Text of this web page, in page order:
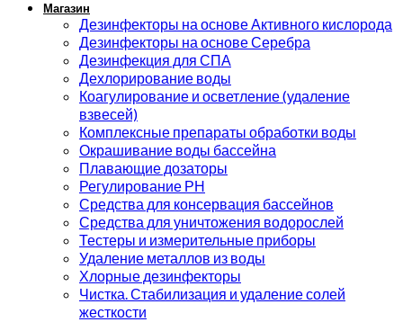
Магазин
Дезинфекторы на основе Активного кислорода
Дезинфекторы на основе Серебра
Дезинфекция для СПА
Дехлорирование воды
Коагулирование и осветление (удаление
взвесей)
Комплексные препараты обработки воды
Окрашивание воды бассейна
Плавающие дозаторы
Регулирование РН
Средства для консервация бассейнов
Средства для уничтожения водорослей
Тестеры и измерительные приборы
Удаление металлов из воды
Хлорные дезинфекторы
Чистка. Стабилизация и удаление солей
жесткости